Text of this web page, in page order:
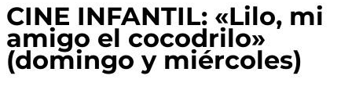
CINE INFANTIL: «Lilo, mi
amigo el cocodrilo»
(domingo y miércoles)